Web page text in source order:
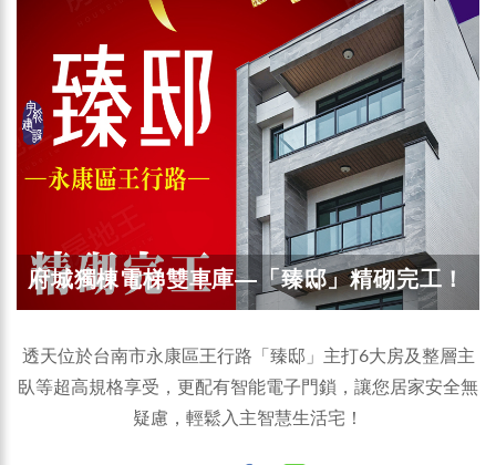
府城獨棟電梯雙車庫—「臻邸」精砌完工！
透天位於台南市永康區王行路「臻邸」主打6大房及整層主
臥等超高規格享受，更配有智能電子門鎖，讓您居家安全無
疑慮，輕鬆入主智慧生活宅！